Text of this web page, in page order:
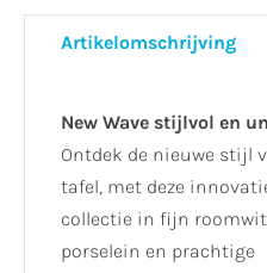
Artikelomschrijving
New Wave stijlvol en
Ontdek de nieuwe stijl
tafel, met deze
collectie in fijn roomwit
porselein en prachtige